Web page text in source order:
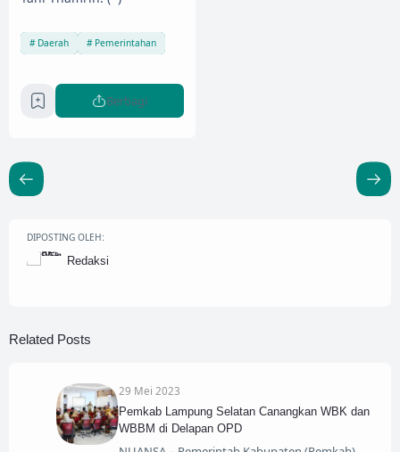
Daerah Pemerintahan
Berbagi
DIPOSTING OLEH:
Redaksi
Related Posts
29 Mei 2023
Pemkab Lampung Selatan Canangkan WBK dan
WBBM di Delapan OPD